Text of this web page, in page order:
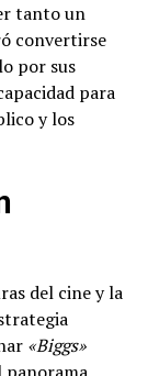
tanto un
convertirse
por sus
para
y los
del cine y la
«Biggs»